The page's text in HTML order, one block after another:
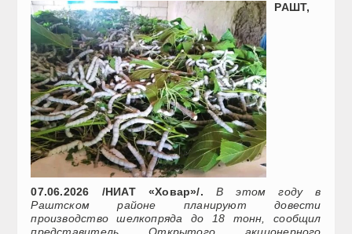
РАШТ,
07.06.2026 /НИАТ «Ховар»/.
В этом году в
Раштском районе планируют довести
производство шелкопряда до 18 тонн, сообщил